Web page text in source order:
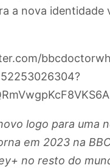
a nova identidade
logo para uma
em 2023 na
no resto do